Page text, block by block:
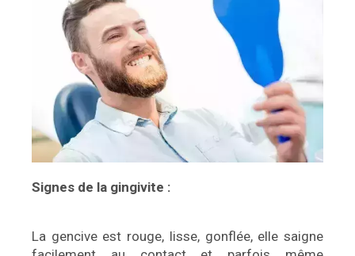
Signes de la gingivite :
La gencive est rouge, lisse, gonflée, elle saigne